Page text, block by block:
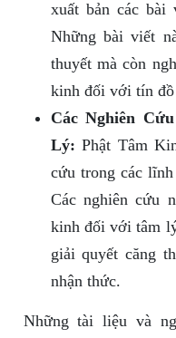
xuất bản các bài
Những bài viết
thuyết mà còn
kinh đối với tín đồ
Các Nghiên
Lý: Phật Tâm
cứu trong các
Các nghiên cứu
kinh đối với tâm
giải quyết căng
nhận thức.
Những tài liệu và